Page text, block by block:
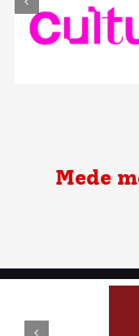
Mede